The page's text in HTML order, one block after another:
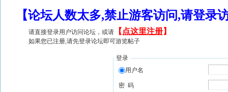
【论坛人数太多,禁止游客访问,请登
请直接登录用户访问论坛，或请 【 点这里注册】
如果您已注册,请先登录论坛即可游览帖子
登录
用户名
密 码